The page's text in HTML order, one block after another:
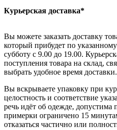
Курьерская доставка*
Вы можете заказать доставку
который прибудет по
субботу с 9.00 до 19.00.
поступления товара на склад,
выбрать удобное время
Вы вскрываете упаковку при
целостность и соответствие
речь идёт об одежде, допустима
примерки ограничено 15
отказаться частично или